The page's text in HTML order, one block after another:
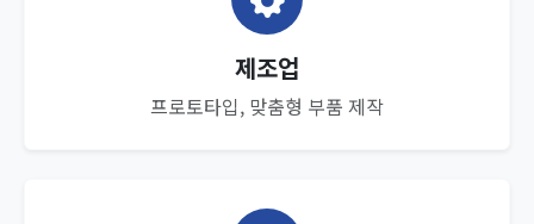
제조업
프로토타입, 맞춤형 부품 제작